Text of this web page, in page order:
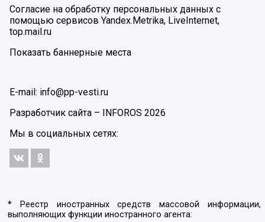
Согласие на обработку персональных данных с
помощью сервисов Yandex.Metrika, LiveInternet,
top.mail.ru
Показать баннерные места
E-mail: info@pp-vesti.ru
Разработчик сайта –
INFOROS 2026
Мы в социальных сетях:
* Реестр иностранных средств массовой информации,
выполняющих функции иностранного агента: